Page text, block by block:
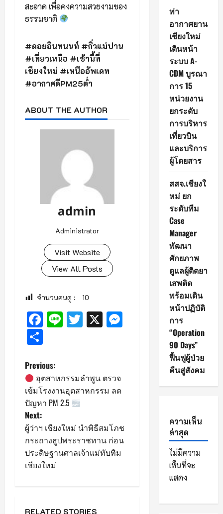
สะอาด เพื่อคงความสวยงามของ
ธรรมชาติ
#ดอยอินทนนท์ #กิ่วแม่ปาน
#เที่ยวเหนือ #เช้านี้ที่
เชียงใหม่ #เหนืออัพเดท
#อากาศดีPM25ต่ำ
ABOUT THE AUTHOR
admin
Administrator
Visit Website
View All Posts
จำนวนคนดู : 10
Facebook
LineTwitter
X
Messenger
P
o
s
t
n
a
Previous:
อุตสาหกรรมลำพูน ตรวจ
เข้มโรงงานอุตสาหกรรม ลด
ปัญหา PM 2.5
Next:
ผู้ว่าฯ เชียงใหม่ นำพิธีสมโภช
กระถางธูปพระราชทาน ก่อน
ประดิษฐานศาลเจ้าแม่ทับทิม
เชียงใหม่
RELATED STORIES
ท่า
อากาศยาน
เชียงใหม่
เดินหน้า
ระบบ A-
CDM บูรณา
การ 15
หน่วยงาน
ยกระดับ
การบริหาร
เที่ยวบิน
และบริการ
ผู้โดยสาร
สสจ.เชียงใ
หม่ ยก
ระดับทีม
Case
Manager
พัฒนา
ศักยภาพ
ดูแลผู้ติดยา
เสพติด
พร้อมเดิน
หน้าปฏิบัติ
การ
“Operation
90 Days”
ฟื้นฟูผู้ป่วย
คืนสู่สังคม
ความเห็น
ล่าสุด
ไม่มีความ
เห็นที่จะ
แสดง